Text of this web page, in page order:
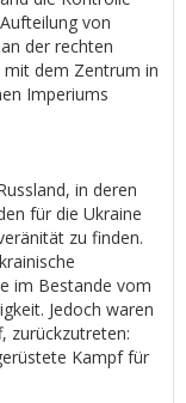
von
der rechten
mit dem Zentrum in
Imperiums
in deren
für die Ukraine
zu finden.
im Bestande vom
Jedoch waren
zurückzutreten:
Kampf für